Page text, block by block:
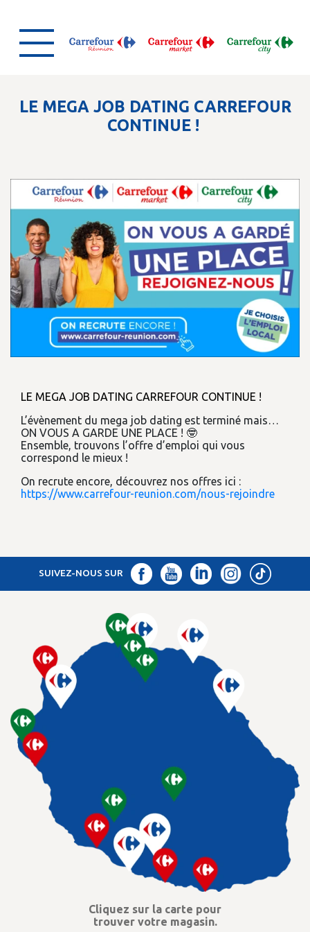
LE MEGA JOB DATING CARREFOUR
CONTINUE !
LE MEGA JOB DATING CARREFOUR CONTINUE !
L’évènement du mega job dating est terminé mais…
ON VOUS A GARDE UNE PLACE ! 🤓
Ensemble, trouvons l’offre d’emploi qui vous
correspond le mieux !
On recrute encore, découvrez nos offres ici :
https://www.carrefour-reunion.com/nous-rejoindre
SUIVEZ-NOUS SUR
Cliquez sur la carte pour
trouver votre magasin.